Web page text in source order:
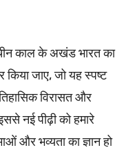
काल के अखंड भारत का
जाए, जो यह स्पष्ट
विरासत और
नई पीढ़ी को हमारे
और भव्यता का ज्ञान हो